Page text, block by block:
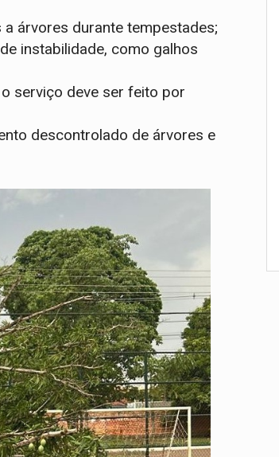
árvores durante tempestades;
instabilidade, como galhos
serviço deve ser feito por
descontrolado de árvores e